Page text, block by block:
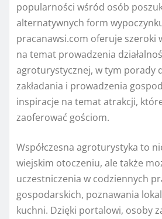
popularności wśród osób
alternatywnych form
pracanawsi.com oferuje szeroki
na temat prowadzenia
agroturystycznej, w tym porady
zakładania i prowadzenia
inspiracje na temat atrakcji,
zaoferować gościom.
Współczesna agroturystyka to
wiejskim otoczeniu, ale także
uczestniczenia w codziennych
gospodarskich, poznawania
kuchni. Dzięki portalowi, osoby